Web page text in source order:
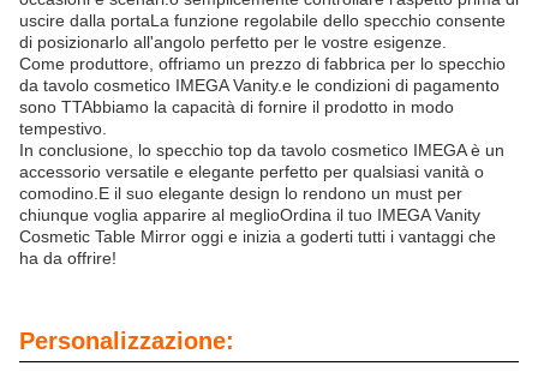
uscire dalla portaLa funzione regolabile dello specchio consente
di posizionarlo all'angolo perfetto per le vostre esigenze.
Come produttore, offriamo un prezzo di fabbrica per lo specchio
da tavolo cosmetico IMEGA Vanity.e le condizioni di pagamento
sono TTAbbiamo la capacità di fornire il prodotto in modo
tempestivo.
In conclusione, lo specchio top da tavolo cosmetico IMEGA è un
accessorio versatile e elegante perfetto per qualsiasi vanità o
comodino.E il suo elegante design lo rendono un must per
chiunque voglia apparire al meglioOrdina il tuo IMEGA Vanity
Cosmetic Table Mirror oggi e inizia a goderti tutti i vantaggi che
ha da offrire!
Personalizzazione: